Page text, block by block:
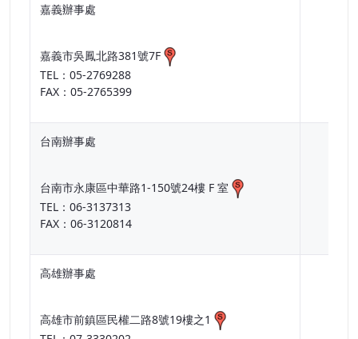
嘉義辦事處
嘉義市吳鳳北路381號7F
TEL：05-2769288
FAX：05-2765399
台南辦事處
台南市永康區中華路1-150號24樓 F 室
TEL：06-3137313
FAX：06-3120814
高雄辦事處
高雄市前鎮區民權二路8號19樓之1